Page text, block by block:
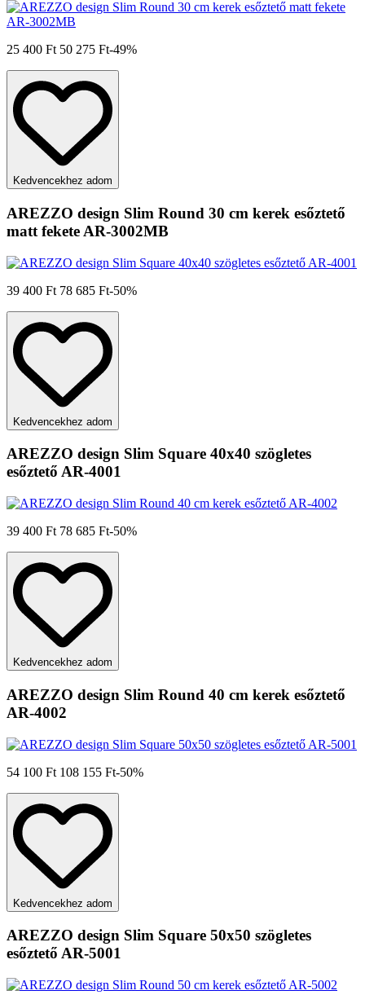
25 400 Ft 50 275 Ft-49%
Kedvencekhez adom
AREZZO design Slim Round 30 cm kerek esőztető
matt fekete AR-3002MB
39 400 Ft 78 685 Ft-50%
Kedvencekhez adom
AREZZO design Slim Square 40x40 szögletes
esőztető AR-4001
39 400 Ft 78 685 Ft-50%
Kedvencekhez adom
AREZZO design Slim Round 40 cm kerek esőztető
AR-4002
54 100 Ft 108 155 Ft-50%
Kedvencekhez adom
AREZZO design Slim Square 50x50 szögletes
esőztető AR-5001